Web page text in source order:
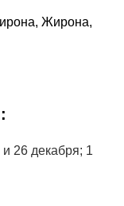
Жирона,
26 декабря; 1